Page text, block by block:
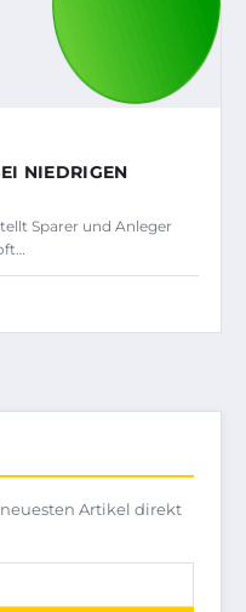
NIEDRIGEN
Sparer und Anleger
Artikel direkt